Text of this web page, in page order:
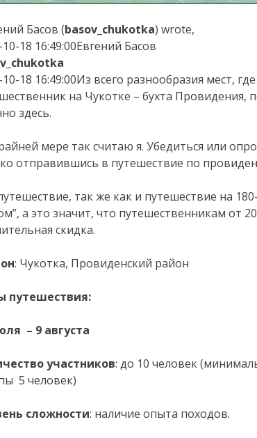
Басов (basov_chukotka) wrote,
18 16:49:00Евгений Басов
18 16:49:00Из всего разнообразия мест,
на Чукотке – бухта Провидения,
здесь.
мере так считаю я. Убедиться или
отправившись в путешествие по
так же как и путешествие на
а это значит, что путешественникам от
скидка.
: Чукотка, Провиденский район
путешествия:
– 9 августа
участников: до 10 человек
5 человек)
сложности: наличие опыта походов.